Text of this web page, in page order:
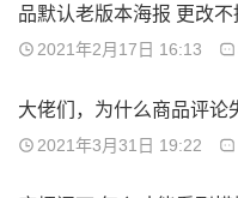
品默认老版本海报 更改不
2021年2月17日 16:13
大佬们，为什么商品评论
2021年3月31日 19:22